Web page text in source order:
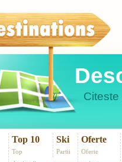
Top 10
Top
Ski
Partii
Oferte
Oferte